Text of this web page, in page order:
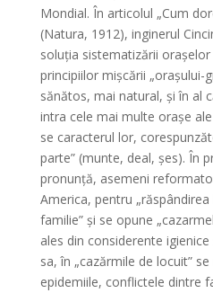
Mondial. În articolul „Cum
(Natura, 1912), inginerul
soluția sistematizării
principiilor mișcării „orașului-
sănătos, mai natural, și în al
intra cele mai multe orașe
se caracterul lor,
parte” (munte, deal, șes). În
pronunță, asemeni
America, pentru
familie” și se opune
ales din considerente
sa, în „cazărmile de locuit”
epidemiile, conflictele dintre